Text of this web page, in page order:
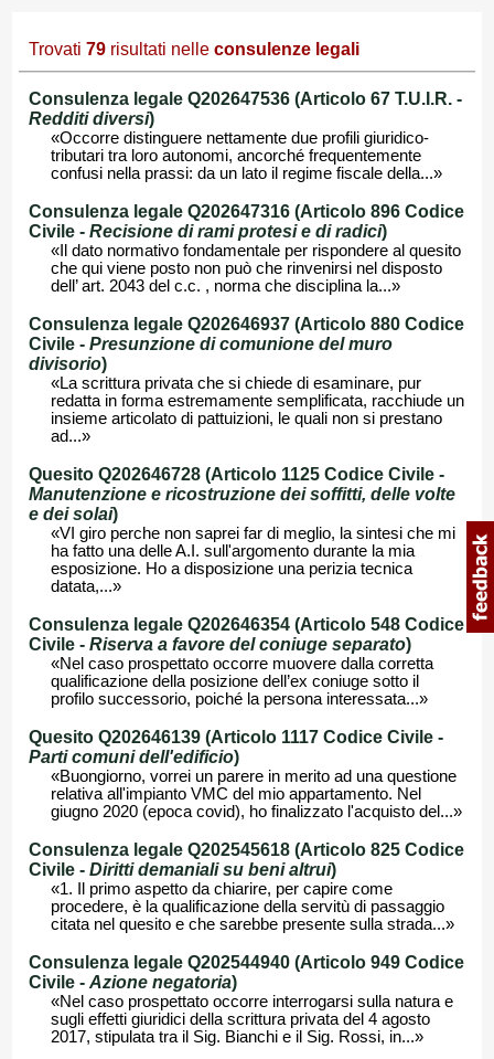
Trovati 79 risultati nelle consulenze legali
Consulenza legale Q202647536 (Articolo 67 T.U.I.R. -
Redditi diversi)
«Occorre distinguere nettamente due profili giuridico-
tributari tra loro autonomi, ancorché frequentemente
confusi nella prassi: da un lato il regime fiscale della...»
Consulenza legale Q202647316 (Articolo 896 Codice
Civile - Recisione di rami protesi e di radici)
«Il dato normativo fondamentale per rispondere al quesito
che qui viene posto non può che rinvenirsi nel disposto
dell’ art. 2043 del c.c. , norma che disciplina la...»
Consulenza legale Q202646937 (Articolo 880 Codice
Civile - Presunzione di comunione del muro
divisorio)
«La scrittura privata che si chiede di esaminare, pur
redatta in forma estremamente semplificata, racchiude un
insieme articolato di pattuizioni, le quali non si prestano
ad...»
Quesito Q202646728 (Articolo 1125 Codice Civile -
Manutenzione e ricostruzione dei soffitti, delle volte
e dei solai)
«VI giro perche non saprei far di meglio, la sintesi che mi
ha fatto una delle A.I. sull'argomento durante la mia
esposizione. Ho a disposizione una perizia tecnica
datata,...»
Consulenza legale Q202646354 (Articolo 548 Codice
Civile - Riserva a favore del coniuge separato)
«Nel caso prospettato occorre muovere dalla corretta
qualificazione della posizione dell’ex coniuge sotto il
profilo successorio, poiché la persona interessata...»
Quesito Q202646139 (Articolo 1117 Codice Civile -
Parti comuni dell'edificio)
«Buongiorno, vorrei un parere in merito ad una questione
relativa all'impianto VMC del mio appartamento. Nel
giugno 2020 (epoca covid), ho finalizzato l'acquisto del...»
Consulenza legale Q202545618 (Articolo 825 Codice
Civile - Diritti demaniali su beni altrui)
«1. Il primo aspetto da chiarire, per capire come
procedere, è la qualificazione della servitù di passaggio
citata nel quesito e che sarebbe presente sulla strada...»
Consulenza legale Q202544940 (Articolo 949 Codice
Civile - Azione negatoria)
«Nel caso prospettato occorre interrogarsi sulla natura e
sugli effetti giuridici della scrittura privata del 4 agosto
2017, stipulata tra il Sig. Bianchi e il Sig. Rossi, in...»